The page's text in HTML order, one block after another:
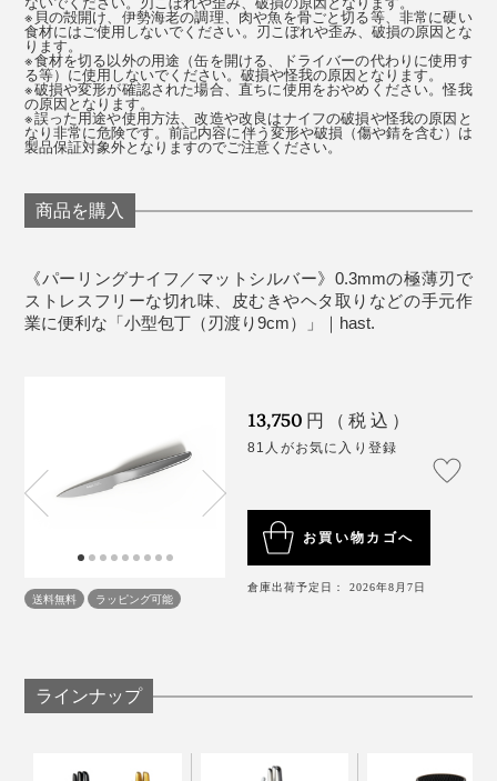
切れ味や扱いやすさだけではなく、キッチンでの高揚感
る3色のカラーリングも魅力的です。
写真は「シェフズナイフ／チタンブラック」
じつは私も、以前からストレスが溜まると、ネギやミョ
根菜類を千切りにしたりと、刻むことを密かな発散法に
していました。ちなみに書類をシュレッダーにかけて、
『hast.』は、何の抵抗もなくスムーズに切れるから、こ
の「千切り・みじん切り」発散法がさらに気持ちいい！
に切れ味が戻るという手軽さ。
写真は「シェフズナイフ／チタンブラック 」と「
※貝の殻開け、伊勢海老の調理、肉や魚を骨ごと切る等、非常に硬い
食材にはご使用しないでください。刃こぼれや歪み、破損の原因とな
ります。
※食材を切る以外の用途（缶を開ける、ドライバーの代わりに使用す
る等）に使用しないでください。破損や怪我の原因となります。
※破損や変形が確認された場合、直ちに使用をおやめください。怪我
の原因となります。
※誤った用途や使用方法、改造や改良はナイフの破損や怪我の原因と
なり非常に危険です。前記内容に伴う変形や破損（傷や錆を含む）は
製品保証対象外となりますのでご注意ください。
商品を購入
《パーリングナイフ／マットシルバー》0.3mmの極薄刃で
ストレスフリーな切れ味、皮むきやヘタ取りなどの手元作
業に便利な「小型包丁（刃渡り9cm）」｜hast.
送料無料 ラッピング可能
13,750 円（税込）
81人がお気に入り登録
お買い物カゴへ
倉庫出荷予定日： 2026年8月7日
ラインナップ